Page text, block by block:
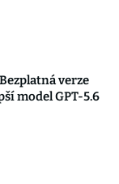
verze
model GPT-5.6